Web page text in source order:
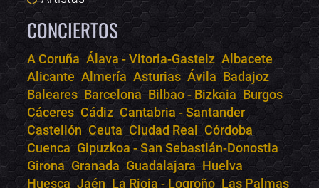
CONCIERTOS
A Coruña Álava - Vitoria-Gasteiz Albacete
Alicante Almería Asturias Ávila Badajoz
Baleares Barcelona Bilbao - Bizkaia Burgos
Cáceres Cádiz Cantabria - Santander
Castellón Ceuta Ciudad Real
Córdoba
Cuenca Gipuzkoa - San Sebastián-Donostia
Girona Granada Guadalajara Huelva
Huesca Jaén La Rioja - Logroño Las Palmas
Bololoco · conciertos.club
Online · Te ayudo a encontrar conciertos